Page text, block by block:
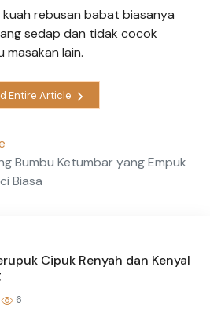
rebusan babat biasanya
sedap dan tidak cocok
masakan lain.
Entire Article
Bumbu Ketumbar yang Empuk
Biasa
Cipuk Renyah dan Kenyal
6